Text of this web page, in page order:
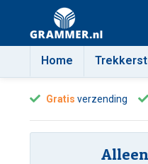
Home
Gratis verzending